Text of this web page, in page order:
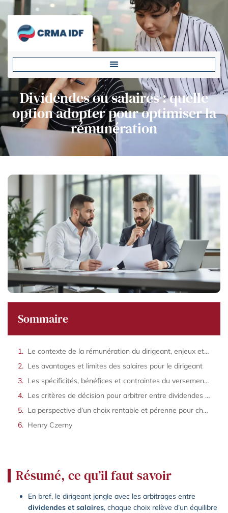
Dividendes ou salaires : quelle
option adopter pour optimiser la
rémunération
Sommaire
Le contexte de la rémunération du dirigeant, enjeux et objectifs
Les avantages et limites des salaires pour le dirigeant
Les spécificités, bénéfices et contraintes du versement de dividendes
Les critères de décision pour arbitrer entre dividendes et salaires
La perspective d’un choix rentable et pérenne pour chaque dirigeant
Henry Czerny
Résumé, ce qu’il faut savoir
En bref, le dirigeant jongle avec les arbitrages entre
dividendes et salaires, chaque choix relève d’un équilibre